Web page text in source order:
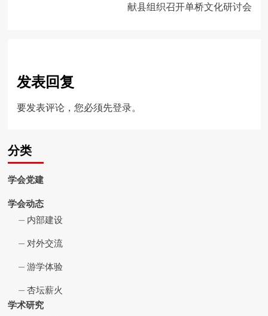
献县组织召开单桥文化研讨会
发表回复
要发表评论，您必须先登录。
分类
学会党建
学会动态
内部建设
对外交流
游学体验
杏坛薪火
学术研究